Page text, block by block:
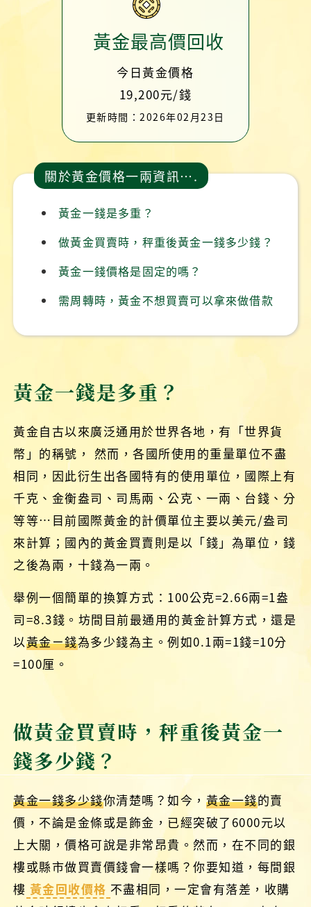
黃金最高價回收
今日黃金價格
19,200元/錢
更新時間：2026年02月23日
關於黃金價格一兩資訊….
黃金一錢是多重？
做黃金買賣時，秤重後黃金一錢多少錢？
黃金一錢價格是固定的嗎？
需周轉時，黃金不想買賣可以拿來做借款
黃金一錢是多重？
黃金自古以來廣泛通用於世界各地，有「世界貨
幣」的稱號， 然而，各國所使用的重量單位不盡
相同，因此衍生出各國特有的使用單位，國際上有
千克、金衡盎司、司馬兩、公克、一兩、台錢、分
等等…目前國際黃金的計價單位主要以美元/盎司
來計算；國內的黃金買賣則是以「錢」為單位，錢
之後為兩，十錢為一兩。
舉例一個簡單的換算方式：100公克=2.66兩=1盎
司=8.3錢。坊間目前最通用的黃金計算方式，還是
以黃金ㄧ錢為多少錢為主。例如0.1兩=1錢=10分
=100厘。
做黃金買賣時，秤重後黃金一
錢多少錢？
黃金一錢多少錢你清楚嗎？如今， 黃金一錢的賣
價，不論是金條或是飾金，已經突破了6000元以
上大關，價格可說是非常昂貴。然而，在不同的銀
樓或縣市做買賣價錢會一樣嗎？你要知道，每間銀
樓 黃金回收價格 不盡相同，一定會有落差，收購